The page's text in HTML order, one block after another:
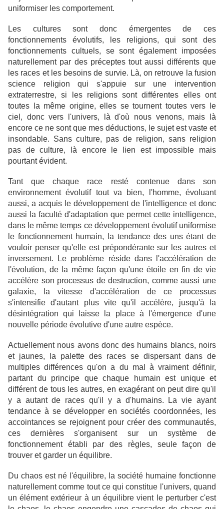
uniformiser les comportement.
Les cultures sont donc émergentes de ces
fonctionnements évolutifs, les religions, qui sont des
fonctionnements cultuels, se sont également imposées
naturellement par des préceptes tout aussi différents que
les races et les besoins de survie. Là, on retrouve la fusion
science religion qui s'appuie sur une intervention
extraterrestre, si les religions sont différentes elles ont
toutes la même origine, elles se tournent toutes vers le
ciel, donc vers l'univers, là d'où nous venons, mais là
encore ce ne sont que mes déductions, le sujet est vaste et
insondable. Sans culture, pas de religion, sans religion
pas de culture, là encore le lien est impossible mais
pourtant évident.
Tant que chaque race resté contenue dans son
environnement évolutif tout va bien, l'homme, évoluant
aussi, a acquis le développement de l'intelligence et donc
aussi la faculté d'adaptation que permet cette intelligence,
dans le même temps ce développement évolutif uniformise
le fonctionnement humain, la tendance des uns étant de
vouloir penser qu'elle est prépondérante sur les autres et
inversement. Le problème réside dans l'accélération de
l'évolution, de la même façon qu'une étoile en fin de vie
accélère son processus de destruction, comme aussi une
galaxie, la vitesse d'accélération de ce processus
s'intensifie d'autant plus vite qu'il accélère, jusqu'à la
désintégration qui laisse la place à l'émergence d'une
nouvelle période évolutive d'une autre espèce.
Actuellement nous avons donc des humains blancs, noirs
et jaunes, la palette des races se dispersant dans de
multiples différences qu'on a du mal à vraiment définir,
partant du principe que chaque humain est unique et
différent de tous les autres, en exagérant on peut dire qu'il
y a autant de races qu'il y a d'humains. La vie ayant
tendance à se développer en sociétés coordonnées, les
accointances se rejoignent pour créer des communautés,
ces dernières s'organisent sur un système de
fonctionnement établi par des règles, seule façon de
trouver et garder un équilibre.
Du chaos est né l'équilibre, la société humaine fonctionne
naturellement comme tout ce qui constitue l'univers, quand
un élément extérieur à un équilibre vient le perturber c'est